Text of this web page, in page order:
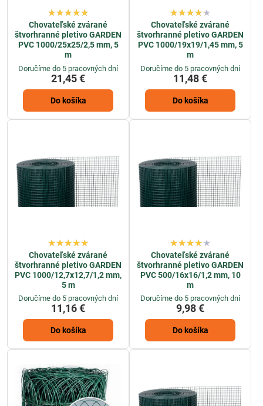
Chovateľské zvárané
štvorhranné pletivo GARDEN
PVC 1000/25x25/2,5 mm, 5
m
Doručíme do 5 pracovných dní
21,45 €
Do košíka
Chovateľské zvárané
štvorhranné pletivo GARDEN
PVC 1000/19x19/1,45 mm, 5
m
Doručíme do 5 pracovných dní
11,48 €
Do košíka
Chovateľské zvárané
štvorhranné pletivo GARDEN
PVC 1000/12,7x12,7/1,2 mm,
5 m
Doručíme do 5 pracovných dní
11,16 €
Do košíka
Chovateľské zvárané
štvorhranné pletivo GARDEN
PVC 500/16x16/1,2 mm, 10
m
Doručíme do 5 pracovných dní
9,98 €
Do košíka